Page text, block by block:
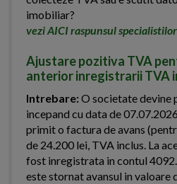
imobiliar?
vezi AICI raspunsul specialistilor
Ajustare pozitiva TVA
anterior inregistrarii TVA
Intrebare:O societate devine
incepand cu data de
primit o factura de avans
de 24.200 lei, TVA inclus. La
fost inregistrata in contul
este stornat avansul in valoare